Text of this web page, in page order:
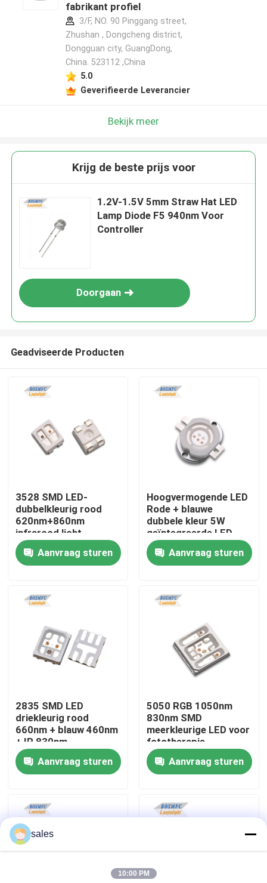
Thuis
VR-show
Fabrieksreis
Kwaliteitscontrole
Contacteer ons
nieuws
fabrikant profiel
3/F, NO. 90 Pinggang street,
Zhushan , Dongcheng district,
Dongguan city, GuangDong,
China. 523112 ,China
5.0
Geverifieerde Leverancier
Bekijk meer
Krijg de beste prijs voor
1.2V-1.5V 5mm Straw Hat LED
Lamp Diode F5 940nm Voor
Controller
Doorgaan
Geadviseerde Producten
3528 SMD LED-
dubbelkleurig rood
620nm+860nm
infrarood licht
ontworpen voor
esthetische
therapie,synergistische
Aanvraag sturen
Hoogvermogende LED
Rode + blauwe
dubbele kleur 5W
geïntegreerde LED-
lichtbron voor
spectrotherapie
Aanvraag sturen
2835 SMD LED
driekleurig rood
660nm + blauw 460nm
+ IR 830nm
gecombineerde chip
LED-licht voor
schoonheidstherapie
Aanvraag sturen
5050 RGB 1050nm
830nm SMD
meerkleurige LED voor
fototherapie
Gezichtsmasker
Aanvraag sturen
sales
10:00 PM